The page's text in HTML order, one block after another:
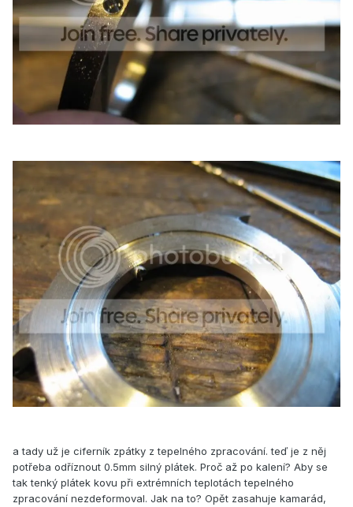
a tady už je ciferník zpátky z tepelného zpracování. teď je z něj
potřeba odříznout 0.5mm silný plátek. Proč až po kalení? Aby se
tak tenký plátek kovu při extrémních teplotách tepelného
zpracování nezdeformoval. Jak na to? Opět zasahuje kamarád,